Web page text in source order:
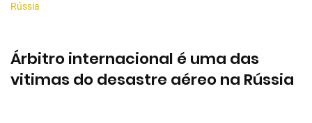
Rússia
Árbitro internacional é uma das
vitimas do desastre aéreo na Rússia